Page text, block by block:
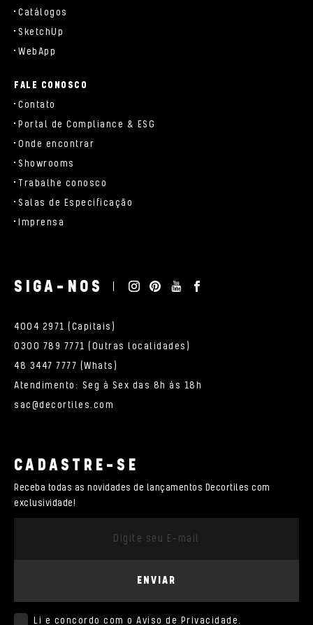
Catálogos
SketchUp
WebApp
FALE CONOSCO
Contato
Portal de Compliance & ESG
Onde encontrar
Showrooms
Trabalhe conosco
Salas de Especificação
Imprensa
SIGA-NOS
4004 2971 (Capitais)
0300 789 7771 (Outras localidades)
48 3447 7777 (Whats)
Atendimento: Seg à Sex das 8h às 18h
sac@decortiles.com
CADASTRE-SE
Receba todas as novidades de lançamentos Decortiles com
exclusividade!
ENVIAR
Li e concordo com o Aviso de Privacidade.